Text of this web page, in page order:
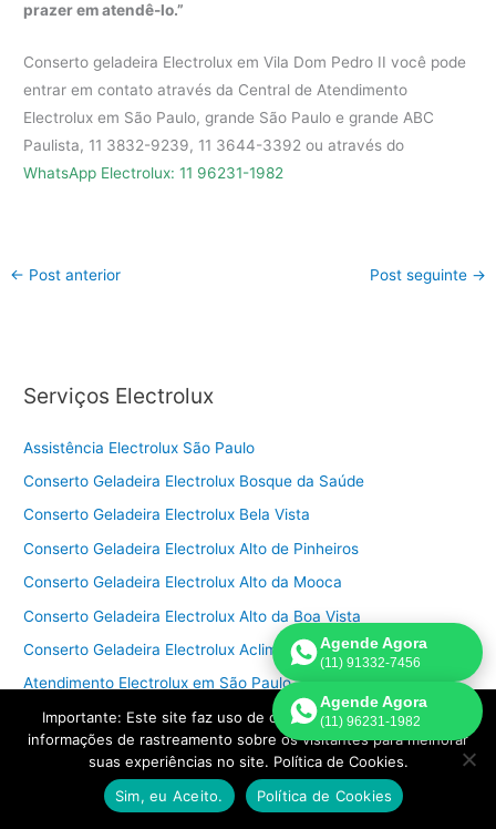
prazer em atendê-lo.”
Conserto geladeira Electrolux em Vila Dom Pedro II você pode
entrar em contato através da Central de Atendimento
Electrolux em São Paulo, grande São Paulo e grande ABC
Paulista, 11 3832-9239, 11 3644-3392 ou através do
WhatsApp Electrolux: 11 96231-1982
← Post anterior Post seguinte →
Serviços Electrolux
Assistência Electrolux São Paulo
Conserto Geladeira Electrolux Bosque da Saúde
Conserto Geladeira Electrolux Bela Vista
Conserto Geladeira Electrolux Alto de Pinheiros
Conserto Geladeira Electrolux Alto da Mooca
Conserto Geladeira Electrolux Alto da Boa Vista
Conserto Geladeira Electrolux Aclimação
Atendimento Electrolux em São Paulo
Conserto Geladeira Electrolux grande São Paulo
Conserto Geladeira Electrolux São Paulo
Conserto Geladeira Electrolux Zona Centro
Conserto Geladeira Electrolux Zona Sul
Agende Agora
(11) 91332-7456
Agende Agora
(11) 96231-1982
Importante: Este site faz uso de cookies que podem conter
informações de rastreamento sobre os visitantes para melhorar
suas experiências no site. Política de Cookies.
Sim, eu Aceito.
Política de Cookies